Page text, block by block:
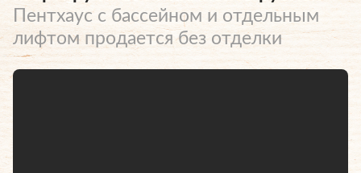
Пентхаус с бассейном и отдельным
лифтом продается без отделки